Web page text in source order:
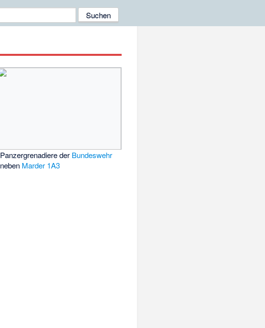
Panzergrenadiere der Bundeswehr
neben Marder 1A3